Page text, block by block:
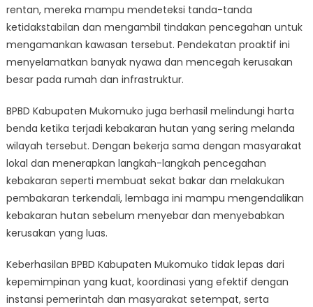
rentan, mereka mampu mendeteksi tanda-tanda
ketidakstabilan dan mengambil tindakan pencegahan untuk
mengamankan kawasan tersebut. Pendekatan proaktif ini
menyelamatkan banyak nyawa dan mencegah kerusakan
besar pada rumah dan infrastruktur.
BPBD Kabupaten Mukomuko juga berhasil melindungi harta
benda ketika terjadi kebakaran hutan yang sering melanda
wilayah tersebut. Dengan bekerja sama dengan masyarakat
lokal dan menerapkan langkah-langkah pencegahan
kebakaran seperti membuat sekat bakar dan melakukan
pembakaran terkendali, lembaga ini mampu mengendalikan
kebakaran hutan sebelum menyebar dan menyebabkan
kerusakan yang luas.
Keberhasilan BPBD Kabupaten Mukomuko tidak lepas dari
kepemimpinan yang kuat, koordinasi yang efektif dengan
instansi pemerintah dan masyarakat setempat, serta